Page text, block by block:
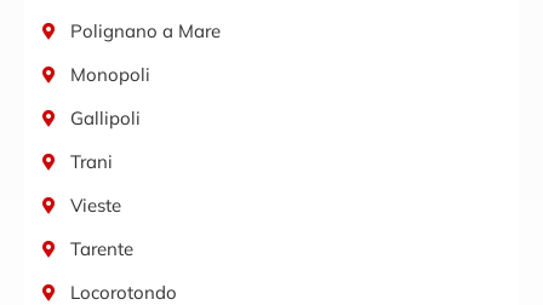
Polignano a Mare
Monopoli
Gallipoli
Trani
Vieste
Tarente
Locorotondo